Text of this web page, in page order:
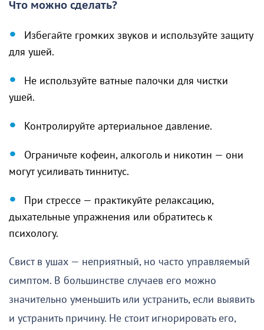
Что можно сделать?
Избегайте громких звуков и используйте защиту
для ушей.
Не используйте ватные палочки для чистки
ушей.
Контролируйте артериальное давление.
Ограничьте кофеин, алкоголь и никотин — они
могут усиливать тиннитус.
При стрессе — практикуйте релаксацию,
дыхательные упражнения или обратитесь к
психологу.
Свист в ушах — неприятный, но часто управляемый
симптом. В большинстве случаев его можно
значительно уменьшить или устранить, если выявить
и устранить причину. Не стоит игнорировать его,